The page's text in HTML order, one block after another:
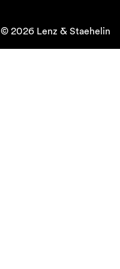
© 2026 Lenz & Staehelin